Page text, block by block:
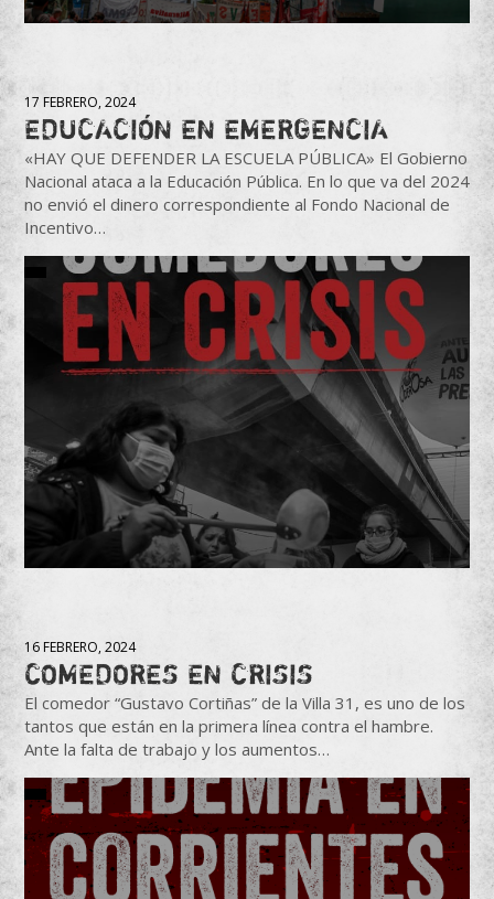
17 FEBRERO, 2024
EDUCACIÓN EN EMERGENCIA
«HAY QUE DEFENDER LA ESCUELA PÚBLICA» El Gobierno
Nacional ataca a la Educación Pública. En lo que va del 2024
no envió el dinero correspondiente al Fondo Nacional de
Incentivo…
16 FEBRERO, 2024
COMEDORES EN CRISIS
El comedor “Gustavo Cortiñas” de la Villa 31, es uno de los
tantos que están en la primera línea contra el hambre.
Ante la falta de trabajo y los aumentos…